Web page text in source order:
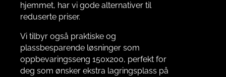
hjemmet, har vi gode alternativer til
reduserte priser.
Vi tilbyr også praktiske og
plassbesparende løsninger som
oppbevaringsseng 150x200, perfekt for
deg som ønsker ekstra lagringsplass på